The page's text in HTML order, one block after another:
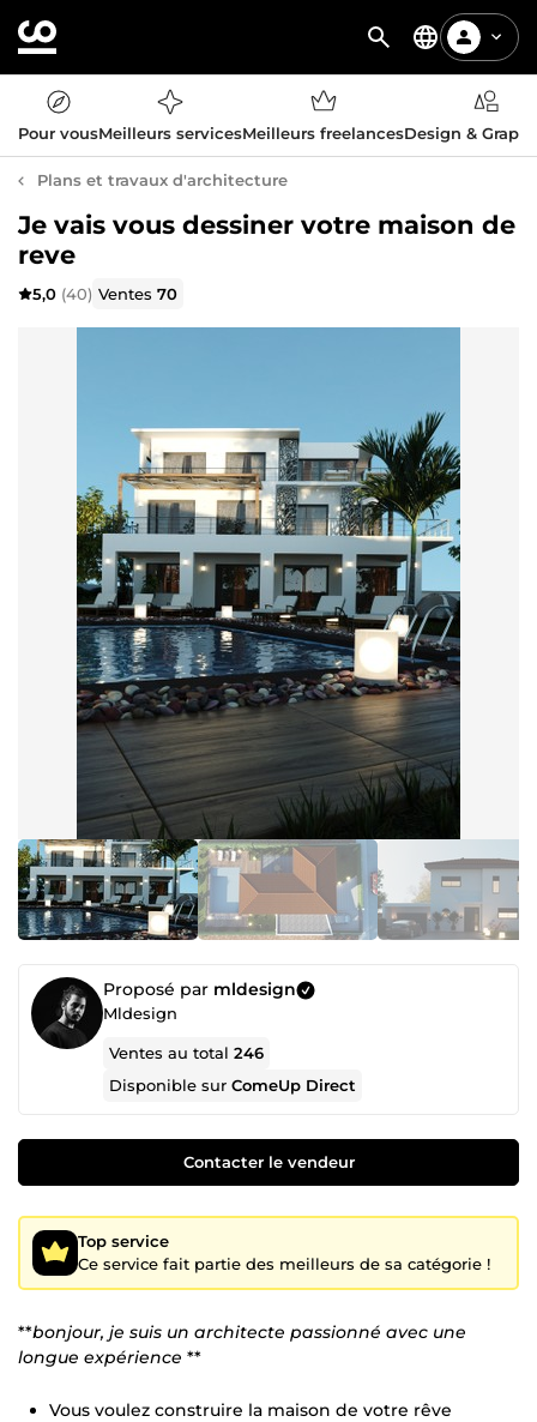
Pour vousMeilleurs servicesMeilleurs freelancesDesign &
Plans et travaux d'architecture
Je vais vous dessiner votre maison de
reve
5,0 (40) Ventes70
Proposé par mldesign
Mldesign
Ventes au total246
Disponible surComeUp Direct
Contacter le vendeur
Top service
Ce service fait partie des meilleurs de sa catégorie !
**bonjour, je suis un architecte passionné avec une
longue expérience **
Vous voulez construire la maison de votre rêve